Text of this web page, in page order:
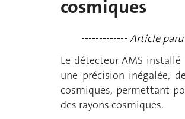
cosmiques
------------- Article paru
Le détecteur AMS
une précision inégalée,
cosmiques, permettant
des rayons cosmiques.